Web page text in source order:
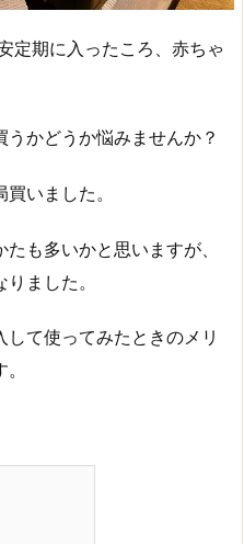
定期に入ったころ、赤ちゃ
かどうか悩みませんか？
いました。
も多いかと思いますが、
ました。
て使ってみたときのメリ